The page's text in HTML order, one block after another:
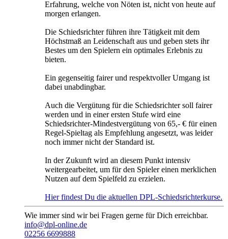
Erfahrung, welche von Nöten ist, nicht von heute auf
morgen erlangen.
Die Schiedsrichter führen ihre Tätigkeit mit dem
Höchstmaß an Leidenschaft aus und geben stets ihr
Bestes um den Spielern ein optimales Erlebnis zu
bieten.
Ein gegenseitig fairer und respektvoller Umgang ist
dabei unabdingbar.
Auch die Vergütung für die Schiedsrichter soll fairer
werden und in einer ersten Stufe wird eine
Schiedsrichter-Mindestvergütung von 65,- € für einen
Regel-Spieltag als Empfehlung angesetzt, was leider
noch immer nicht der Standard ist.
In der Zukunft wird an diesem Punkt intensiv
weitergearbeitet, um für den Spieler einen merklichen
Nutzen auf dem Spielfeld zu erzielen.
Hier findest Du die aktuellen DPL-Schiedsrichterkurse.
Wie immer sind wir bei Fragen gerne für Dich erreichbar.
info@dpl-online.de
02256 6699888